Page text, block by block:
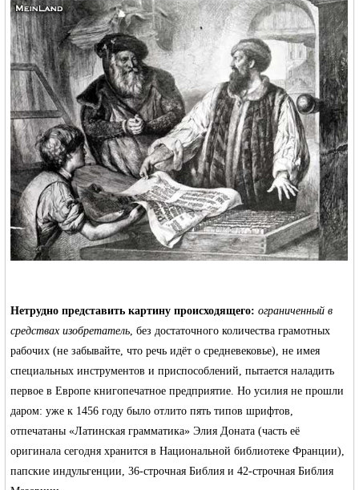
RU
Нетрудно представить картину происходящего:ограниченный в
средствах изобретатель, без достаточного количества грамотных
рабочих (не забывайте, что речь идёт о средневековье), не имея
специальных инструментов и приспособлений, пытается наладить
первое в Европе книгопечатное предприятие. Но усилия не прошли
даром: уже к 1456 году было отлито пять типов шрифтов,
отпечатаны «Латинская грамматика» Элия Доната (часть её
оригинала сегодня хранится в Национальной библиотеке Франции),
папские индульгенции, 36-строчная Библия и 42-строчная Библия